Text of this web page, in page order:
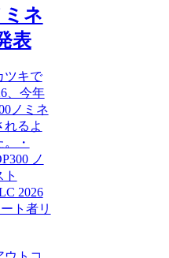
ミネ
表
ツキで
、今年
ノミネ
れるよ
・
ノ
ト
2026
ト者リ